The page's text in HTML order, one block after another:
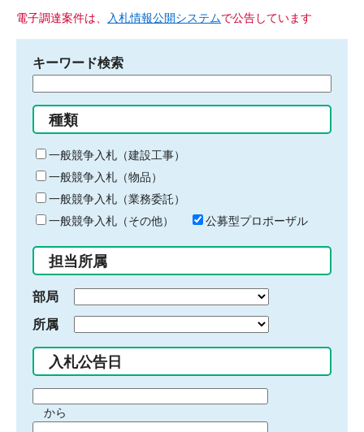
電子調達案件は、 入札情報公開システムで公告しています
キーワード検索
る
キ
ー
ワ
ー
ド
入
力
種類
一般競争入札（建設工事）
一般競争入札（物品）
一般競争入札（業務委託）
一般競争入札（その他）
公募型プロポーザル
担当所属
部局
所属
入札公告日
間から